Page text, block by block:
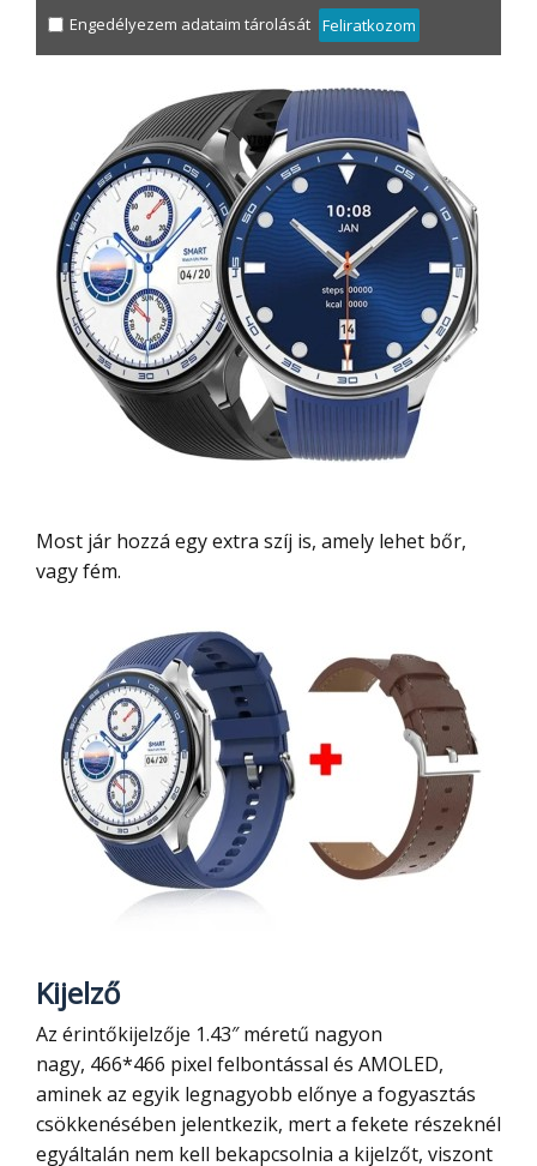
Engedélyezem adataim tárolását Feliratkozom
Most jár hozzá egy extra szíj is, amely lehet bőr,
vagy fém.
Kijelző
Az érintőkijelzője 1.43″ méretű nagyon
nagy, 466*466 pixel felbontással és AMOLED,
aminek az egyik legnagyobb előnye a fogyasztás
csökkenésében jelentkezik, mert a fekete részeknél
egyáltalán nem kell bekapcsolnia a kijelzőt, viszont